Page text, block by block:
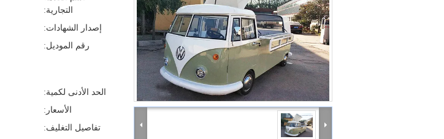
التجارية:
إصدار الشهادات:
رقم الموديل:
الحد الأدنى لكمية:
الأسعار:
تفاصيل التغليف: